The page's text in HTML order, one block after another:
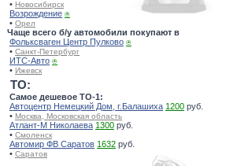
• Новосибирск
Возрождение ⍟
• Орел
Чаще всего б/у автомобили покупают в
Фольксваген Центр Пулково ⍟
• Санкт-Петербург
ИТС-Авто ⍟
• Ижевск
TO:
Самое дешевое ТО-1:
Автоцентр Немецкий Дом, г.Балашиха 1200 руб.
• Москва, Московская область
Атлант-М Николаева 1300 руб.
• Смоленск
Автомир ФВ Саратов 1632 руб.
• Саратов